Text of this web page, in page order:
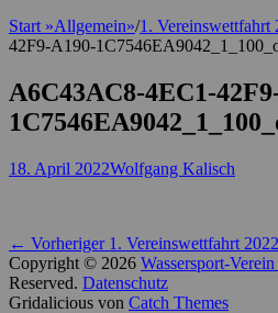
Start »Allgemein»/1. Vereinswettfahrt
42F9-A190-
A6C43AC8-4EC1-
Posted
18. April 2022Autor
Wolfgang Kalisch
Beitragsnavigation
← Vorheriger Vorheriger
Beitrag:
1. Vereinswettfahrt 2022
Copyright © 2026 Wassersport-
Reserved. Datenschutz
Gridalicious von Catch Themes